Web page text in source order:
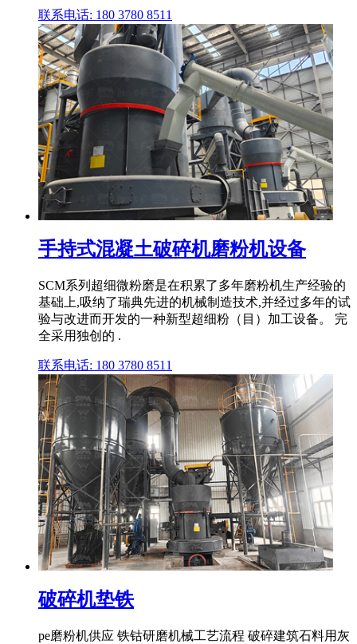
联系电话: 180 3780 8511
手持式混凝土破碎机磨粉机设备
SCM系列超细微粉磨是在积累了多年磨粉机生产经验的
基础上,吸纳了瑞典先进的机械制造技术,并经过多年的试
验与改进而开发的一种新型超细粉（目）加工设备。 完
全采用独创的 .
联系电话: 180 3780 8511
破碎机垫铁
pe磨粉机供应 铁钴研磨机械工艺流程 破碎建筑石料用灰